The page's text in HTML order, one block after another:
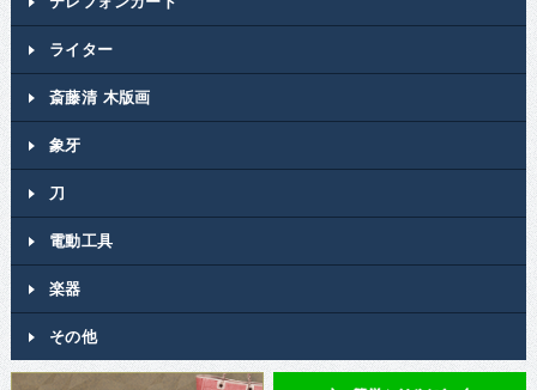
ライター
斎藤清 木版画
象牙
刀
電動工具
楽器
その他